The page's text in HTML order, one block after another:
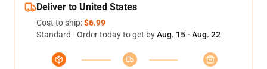
Deliver to United States
Cost to ship:$6.99
Standard - Order today to get byAug. 15 - Aug. 22